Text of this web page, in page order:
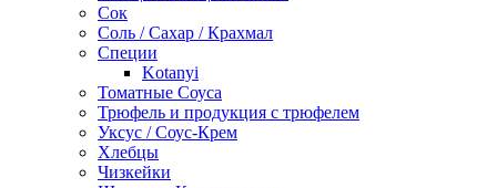
Сок
Соль / Сахар / Крахмал
Специи
Kotanyi
Томатные Соуса
Трюфель и продукция с трюфелем
Уксус / Соус-Крем
Хлебцы
Чизкейки